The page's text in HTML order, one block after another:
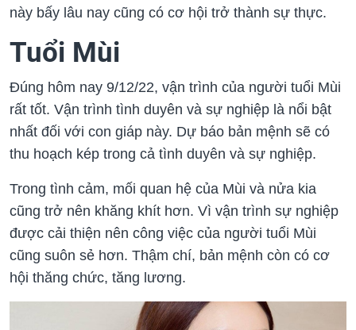
này bấy lâu nay cũng có cơ hội trở thành sự thực.
Tuổi Mùi
Đúng hôm nay 9/12/22, vận trình của người tuổi Mùi
rất tốt. Vận trình tình duyên và sự nghiệp là nổi bật
nhất đối với con giáp này. Dự báo bản mệnh sẽ có
thu hoạch kép trong cả tình duyên và sự nghiệp.
Trong tình cảm, mối quan hệ của Mùi và nửa kia
cũng trở nên khăng khít hơn. Vì vận trình sự nghiệp
được cải thiện nên công việc của người tuổi Mùi
cũng suôn sẻ hơn. Thậm chí, bản mệnh còn có cơ
hội thăng chức, tăng lương.